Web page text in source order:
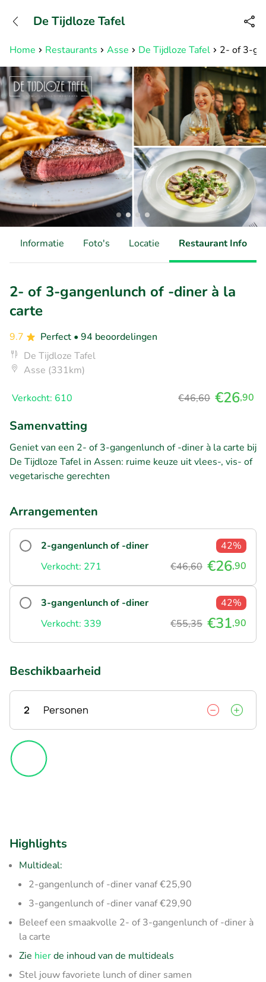
Bereikbaar tot 23:00 uur
Home Restaurants Asse De Tijdloze Tafel 2- of 3-
De Tijdloze Tafel
Informatie Foto's Locatie Restaurant Info
2- of 3-gangenlunch of -diner à la
carte
9.7 Perfect • 94 beoordelingen
De Tijdloze Tafel
Asse (331km)
Verkocht: 610 €46,60 €26,90
Samenvatting
Geniet van een 2- of 3-gangenlunch of -diner à la carte bij
De Tijdloze Tafel in Assen: ruime keuze uit vlees-, vis- of
vegetarische gerechten
Arrangementen
2-gangenlunch of -diner
42%
Verkocht: 271
€46,60 €26,90
3-gangenlunch of -diner
42%
Verkocht: 339
€55,35 €31,90
Beschikbaarheid
2 Personen
Highlights
Multideal:
2-gangenlunch of -diner vanaf €25,90
3-gangenlunch of -diner vanaf €29,90
Beleef een smaakvolle 2- of 3-gangenlunch of -diner à
la carte
Zie hierde inhoud van de multideals
Stel jouw favoriete lunch of diner samen